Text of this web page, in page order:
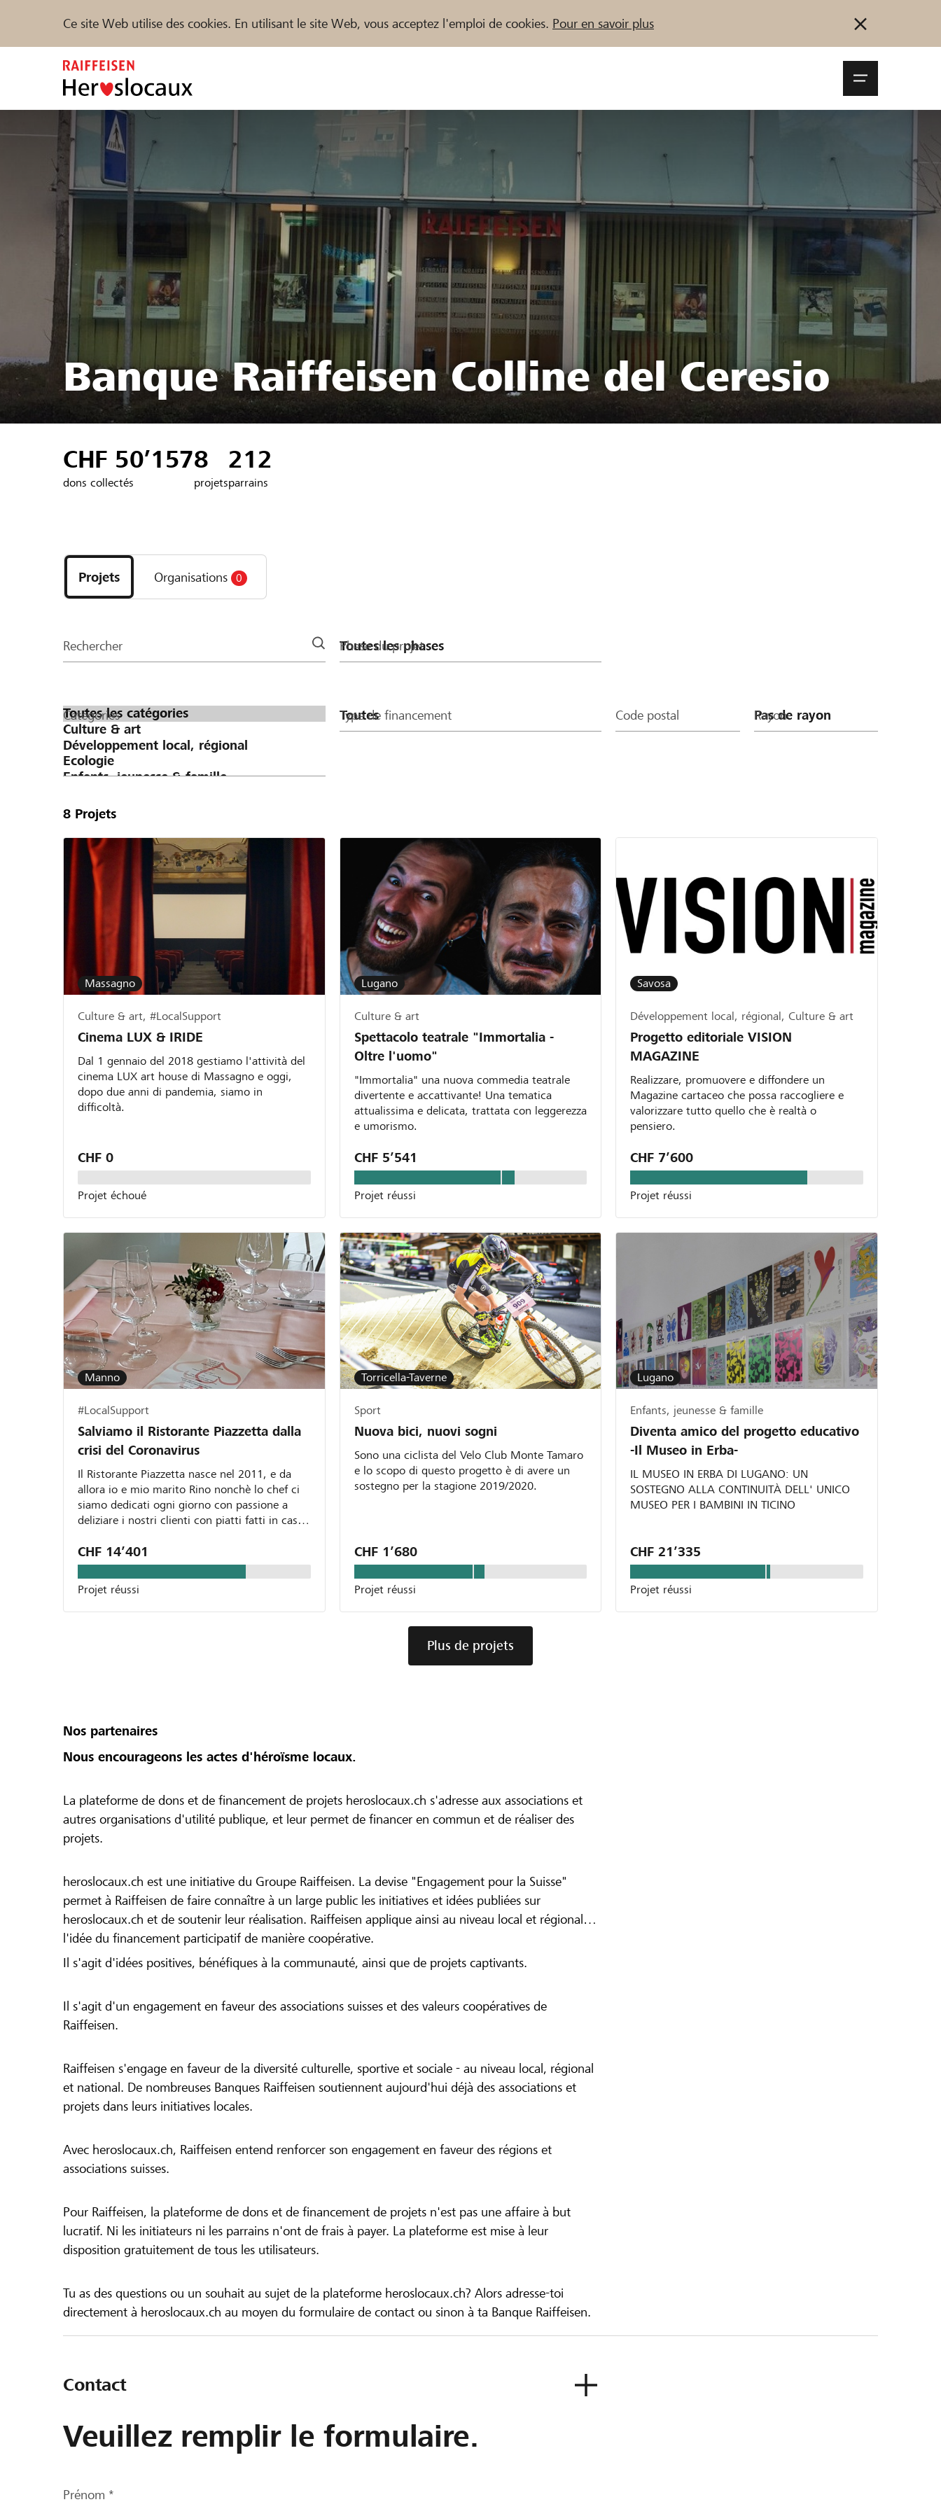
Ce site Web utilise des cookies. En utilisant le site Web, vous acceptez l'emploi de cookies. Pour en savoir plus
Parrainer Soutien & assistance Partenaires / Banques Raiffeisen
Trouvez des projets et des organisations Démarrez maintenant
DE IT
Banque Raiffeisen Colline del Ceresio
CHF 50’157
dons collectés
8
projets
212
parrains
les
projets
et
la
Projets Organisations 0
Rechercher Phase du projet
Catégories Type de financement Code postal Rayon
8 Projets
Massagno
Culture & art, #LocalSupport
Cinema LUX & IRIDE
Dal 1 gennaio del 2018 gestiamo l'attività del
cinema LUX art house di Massagno e oggi,
dopo due anni di pandemia, siamo in
difficoltà.
CHF 0
Projet échoué
Lugano
Culture & art
Spettacolo teatrale "Immortalia -
Oltre l'uomo"
"Immortalia" una nuova commedia teatrale
divertente e accattivante! Una tematica
attualissima e delicata, trattata con leggerezza
e umorismo.
CHF 5’541
Projet réussi
Savosa
Développement local, régional, Culture & art
Progetto editoriale VISION
MAGAZINE
Realizzare, promuovere e diffondere un
Magazine cartaceo che possa raccogliere e
valorizzare tutto quello che è realtà o
pensiero.
CHF 7’600
Projet réussi
Manno
#LocalSupport
Salviamo il Ristorante Piazzetta dalla
crisi del Coronavirus
Il Ristorante Piazzetta nasce nel 2011, e da
allora io e mio marito Rino nonchè lo chef ci
siamo dedicati ogni giorno con passione a
deliziare i nostri clienti con piatti fatti in casa.
CHF 14’401
Projet réussi
Torricella-Taverne
Sport
Nuova bici, nuovi sogni
Sono una ciclista del Velo Club Monte Tamaro
e lo scopo di questo progetto è di avere un
sostegno per la stagione 2019/2020.
CHF 1’680
Projet réussi
Lugano
Enfants, jeunesse & famille
Diventa amico del progetto educativo
-Il Museo in Erba-
IL MUSEO IN ERBA DI LUGANO: UN
SOSTEGNO ALLA CONTINUITÀ DELL' UNICO
MUSEO PER I BAMBINI IN TICINO
CHF 21’335
Projet réussi
Plus de projets
Nos partenaires
Nous encourageons les actes d'héroïsme locaux.
La plateforme de dons et de financement de projets heroslocaux.ch s'adresse aux associations et
autres organisations d'utilité publique, et leur permet de financer en commun et de réaliser des
projets.
heroslocaux.ch est une initiative du Groupe Raiffeisen. La devise "Engagement pour la Suisse"
permet à Raiffeisen de faire connaître à un large public les initiatives et idées publiées sur
heroslocaux.ch et de soutenir leur réalisation. Raiffeisen applique ainsi au niveau local et régional
l'idée du financement participatif de manière coopérative.
Il s'agit d'idées positives, bénéfiques à la communauté, ainsi que de projets captivants.
Il s'agit d'un engagement en faveur des associations suisses et des valeurs coopératives de
Raiffeisen.
Raiffeisen s'engage en faveur de la diversité culturelle, sportive et sociale - au niveau local, régional
et national. De nombreuses Banques Raiffeisen soutiennent aujourd'hui déjà des associations et
projets dans leurs initiatives locales.
Avec heroslocaux.ch, Raiffeisen entend renforcer son engagement en faveur des régions et
associations suisses.
Pour Raiffeisen, la plateforme de dons et de financement de projets n'est pas une affaire à but
lucratif. Ni les initiateurs ni les parrains n'ont de frais à payer. La plateforme est mise à leur
disposition gratuitement de tous les utilisateurs.
Tu as des questions ou un souhait au sujet de la plateforme heroslocaux.ch? Alors adresse-toi
directement à heroslocaux.ch au moyen du formulaire de contact ou sinon à ta Banque Raiffeisen.
Contact
Veuillez remplir le formulaire.
Prénom *